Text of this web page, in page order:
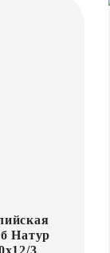
Натур
3